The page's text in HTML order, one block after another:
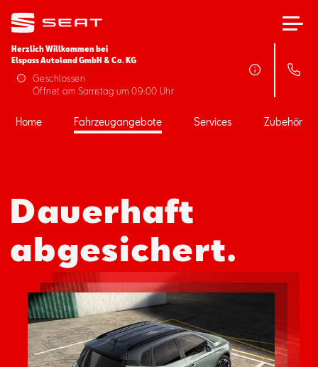
Herzlich Willkommen bei
Elspass Autoland GmbH & Co. KG
Geschlossen
Öffnet am Samstag um 09:00 Uhr
Home
Fahrzeugangebote
Zubehör
SEAT FOR BUSINESS
Über uns
Aktionen
Home Fahrzeugangebote Services Zubehör
Dauerhaft
abgesichert.